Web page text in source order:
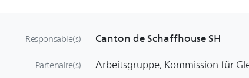
Responsable(s) Canton de Schaffhouse SH
Partenaire(s) Arbeitsgruppe, Kommission für